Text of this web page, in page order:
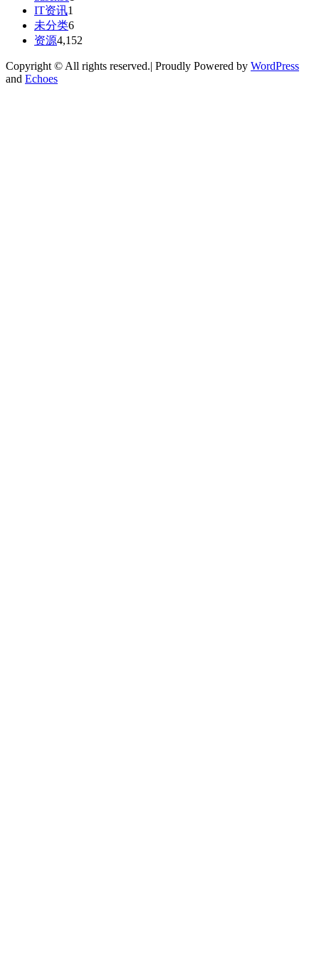
IT资讯1
未分类6
资源4,152
Copyright © All rights reserved.| Proudly Powered by WordPress
and Echoes